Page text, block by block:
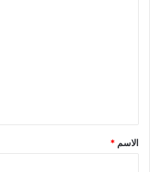
ر
*
الاسم *